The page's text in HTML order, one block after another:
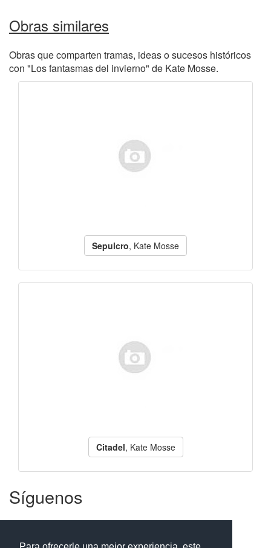
Obras similares
Obras que comparten tramas, ideas o sucesos históricos
con "Los fantasmas del invierno" de Kate Mosse.
Sepulcro, Kate Mosse
Citadel, Kate Mosse
Síguenos